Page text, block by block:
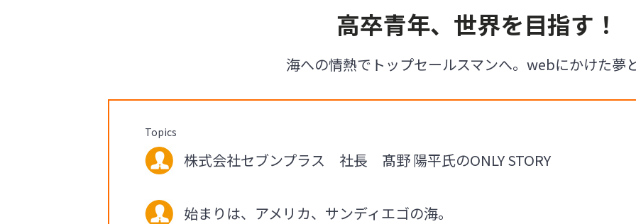
高卒青年、世界を目指す！
海への情熱でトップセールスマンへ。webにかけた夢
Topics
株式会社セブンプラス 社長 髙野 陽平氏のONLY STORY
始まりは、アメリカ、サンディエゴの海。